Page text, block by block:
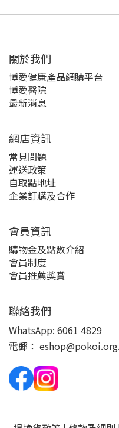
關於我們‎
博愛健康產品網購平台
博愛醫院
最新消息
網店資訊
常見問題
運送政策
自取點地址
企業訂購及合作
會員資訊
購物金及點數介紹
會員制度
會員推薦獎賞
聯絡我們
WhatsApp: 6061 4829
電郵：